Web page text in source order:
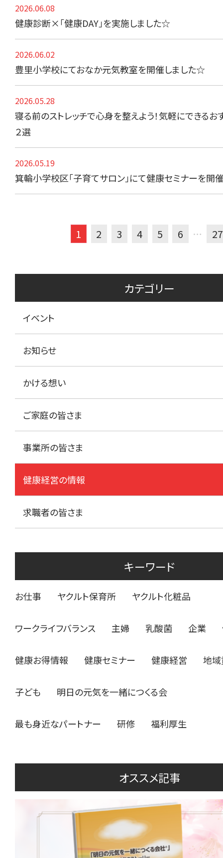
2026.06.08
健康診断×「健康DAY」を実施しました☆
2026.06.02
豊里小学校にておなか元気教室を開催しました☆
2026.05.28
寝る前のストレッチで心身を整えよう！気軽にできるお
２選
2026.05.19
箕輪小学校区「子育てサロン」にて健康セミナーを開
1 2 3 4 5 6 … 27
カテゴリー
イベント
お知らせ
かける想い
ご家庭の皆さま
事業所の皆さま
健康経営の情報
求職者の皆さま
キーワード
お仕事 ヤクルト保育所 ヤクルト化粧品
ワークライフバランス 主婦 乳酸菌 企業
健康お得情報 健康セミナー 健康経営 地
子ども 明日の元気を一緒につくる会
最も身近なパートナー 研修 福利厚生
オススメ記事